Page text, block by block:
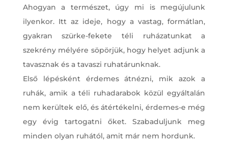
Ahogyan a természet, úgy mi is megújulunk
ilyenkor. Itt az ideje, hogy a vastag, formátlan,
gyakran szürke-fekete téli ruházatunkat a
szekrény mélyére söpörjük, hogy helyet adjunk a
tavasznak és a tavaszi ruhatárunknak.
Első lépésként érdemes átnézni, mik azok a
ruhák, amik a téli ruhadarabok közül egyáltalán
nem kerültek elő, és átértékelni, érdemes-e még
egy évig tartogatni őket. Szabaduljunk meg
minden olyan ruhától, amit már nem hordunk.